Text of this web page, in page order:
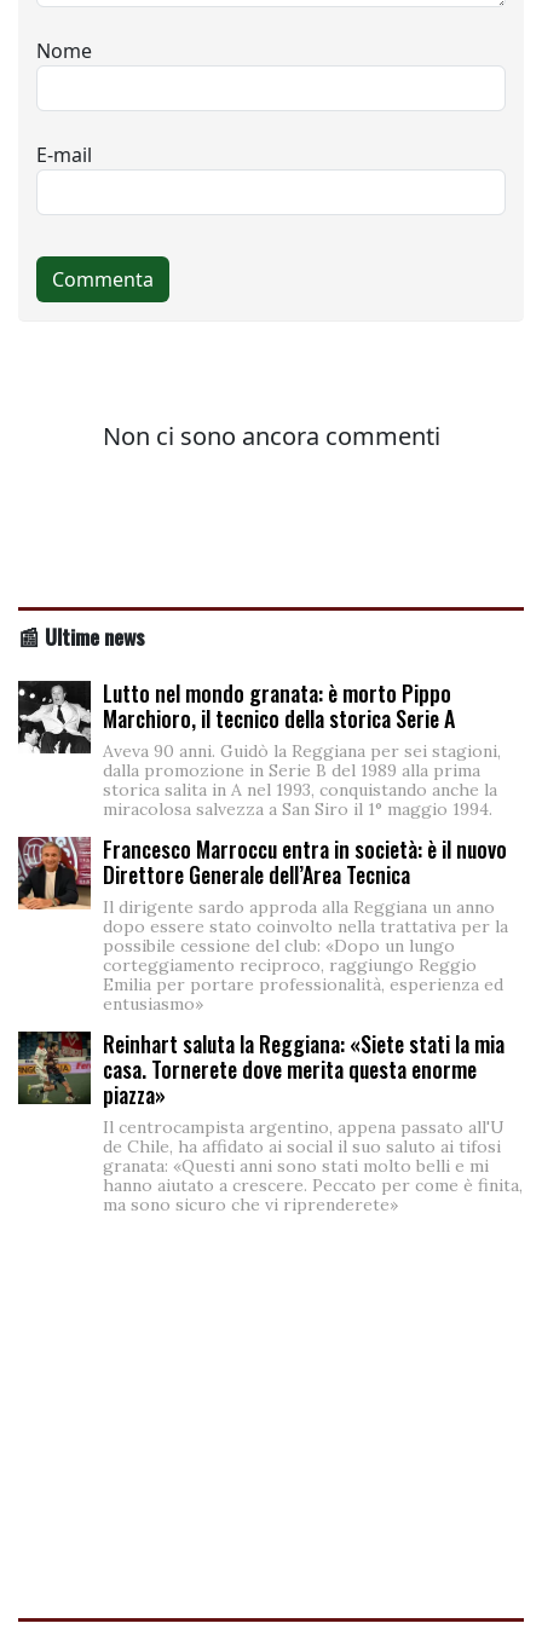
📰 Ultime news
Lutto nel mondo granata: è morto Pippo
Marchioro, il tecnico della storica Serie A
Aveva 90 anni. Guidò la Reggiana per sei stagioni,
dalla promozione in Serie B del 1989 alla prima
storica salita in A nel 1993, conquistando anche la
miracolosa salvezza a San Siro il 1° maggio 1994.
Francesco Marroccu entra in società: è il nuovo
Direttore Generale dell’Area Tecnica
Il dirigente sardo approda alla Reggiana un anno
dopo essere stato coinvolto nella trattativa per la
possibile cessione del club: «Dopo un lungo
corteggiamento reciproco, raggiungo Reggio
Emilia per portare professionalità, esperienza ed
entusiasmo»
Reinhart saluta la Reggiana: «Siete stati la mia
casa. Tornerete dove merita questa enorme
piazza»
Il centrocampista argentino, appena passato all'U
de Chile, ha affidato ai social il suo saluto ai tifosi
granata: «Questi anni sono stati molto belli e mi
hanno aiutato a crescere. Peccato per come è finita,
ma sono sicuro che vi riprenderete»